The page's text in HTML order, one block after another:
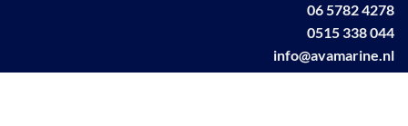
06 5782 4278
0515 338 044
info@avamarine.nl